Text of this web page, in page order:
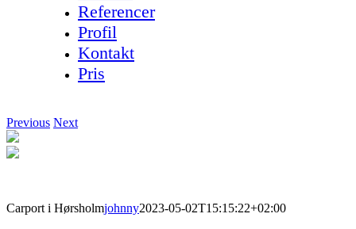
Referencer
Profil
Kontakt
Pris
Previous Next
Carport i Hørsholmjohnny2023-05-02T15:15:22+02:00